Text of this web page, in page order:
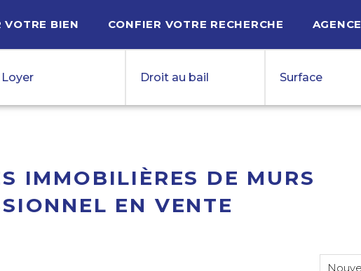
VOTRE BIEN CONFIER VOTRE RECHERCHE AGENCE
Loyer Droit au bail Surface
€ min. € max.
IMMOBILIÈRES DE MURS
EN VENTE